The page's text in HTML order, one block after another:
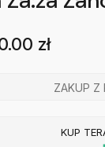
zł
ZAKUP Z
KUP